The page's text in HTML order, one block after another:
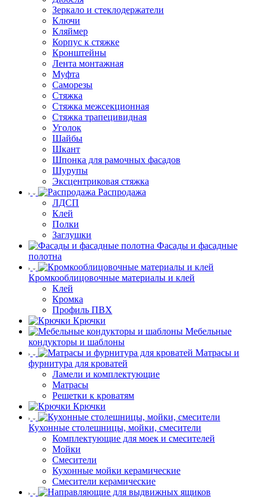
Зеркало и стеклодержатели
Ключи
Кляймер
Корпус к стяжке
Кронштейны
Лента монтажная
Муфта
Саморезы
Стяжка
Стяжка межсекционная
Стяжка трапецивидная
Уголок
Шайбы
Шкант
Шпонка для рамочных фасадов
Шурупы
Эксцентриковая стяжка
Распродажа
ЛДСП
Клей
Полки
Заглушки
Фасады и фасадные
полотна
Кромкооблицовочные материалы и клей
Клей
Кромка
Профиль ПВХ
Крючки
Мебельные
кондукторы и шаблоны
Матрасы и
фурнитура для кроватей
Ламели и комплектующие
Матрасы
Решетки к кроватям
Крючки
Кухонные столешницы, мойки, смесители
Комплектующие для моек и смесителей
Мойки
Смесители
Кухонные мойки керамические
Смесители керамические